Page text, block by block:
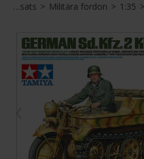
Byggsats > Militära fordon> 1:35